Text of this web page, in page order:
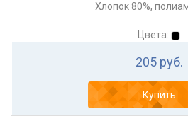
Хлопок 80%,
Цвета:
205 руб.
Купить